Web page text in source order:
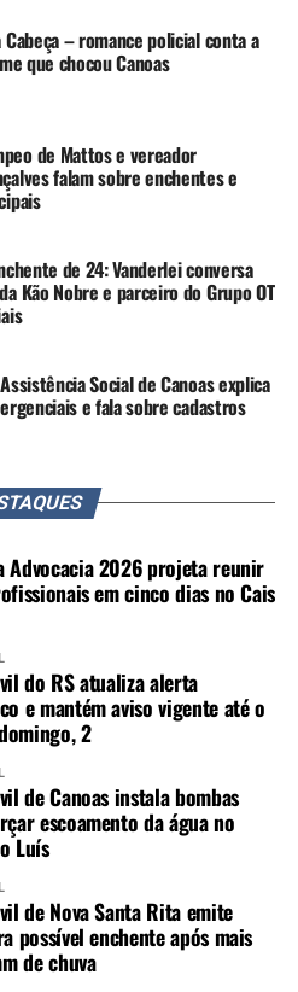
Cabeça – romance policial conta a
que chocou Canoas
de Mattos e vereador
falam sobre enchentes e
de 24: Vanderlei conversa
Kão Nobre e parceiro do Grupo OT
Social de Canoas explica
e fala sobre cadastros
Advocacia 2026 projeta reunir
em cinco dias no Cais
do RS atualiza alerta
e mantém aviso vigente até o
2
de Canoas instala bombas
escoamento da água no
Luís
de Nova Santa Rita emite
possível enchente após mais
de chuva